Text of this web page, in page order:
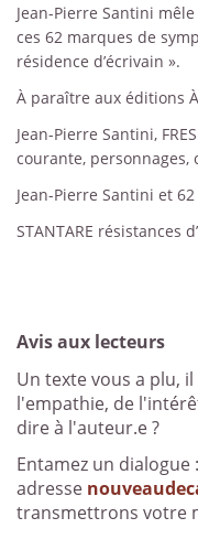
Jean-Pierre Santini
ces 62 marques de
résidence d’écrivain ».
À paraître aux éditions
Jean-Pierre Santini,
courante, personnages,
Jean-Pierre Santini et
STANTARE résistances
Avis aux lecteurs
Un texte vous a plu,
l'empathie, de
dire à l'auteur.e ?
Entamez un
adresse
transmettrons votre